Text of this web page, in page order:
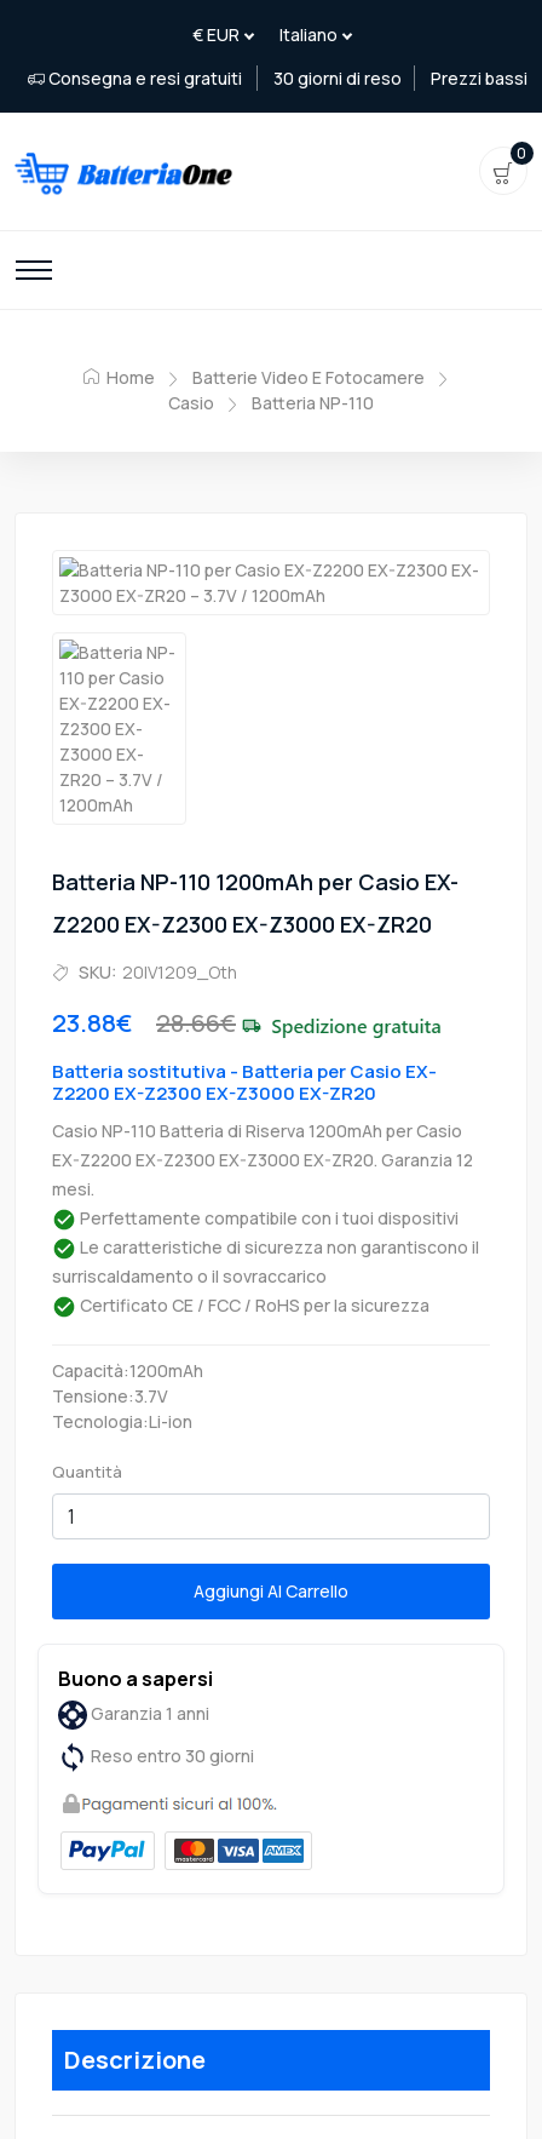
Consegna e resi gratuiti 30 giorni di reso Prezzi bassi
0
Home
Batterie Video E Fotocamere
Casio
Batteria NP-110
Batteria NP-110 1200mAh per Casio EX-
Z2200 EX-Z2300 EX-Z3000 EX-ZR20
SKU: 20IV1209_Oth
23.88€ 28.66€
Batteria sostitutiva - Batteria per Casio EX-
Z2200 EX-Z2300 EX-Z3000 EX-ZR20
Casio NP-110 Batteria di Riserva 1200mAh per Casio
EX-Z2200 EX-Z2300 EX-Z3000 EX-ZR20. Garanzia 12
mesi.
Perfettamente compatibile con i tuoi dispositivi
Le caratteristiche di sicurezza non garantiscono il
surriscaldamento o il sovraccarico
Certificato CE / FCC / RoHS per la sicurezza
Capacità:1200mAh
Tensione:3.7V
Tecnologia:Li-ion
Quantità
Aggiungi Al Carrello
Buono a sapersi
Garanzia 1 anni
Reso entro 30 giorni
Descrizione